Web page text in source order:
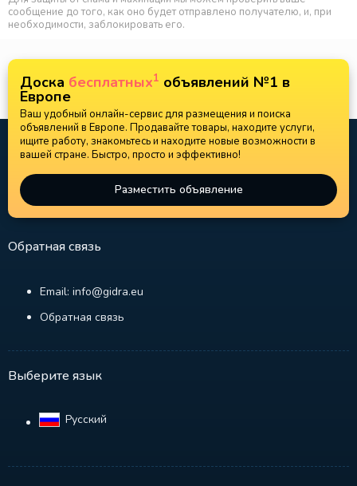
сообщение до того, как оно будет отправлено получателю, и, при
необходимости, заблокировать его.
Доска бесплатных1 объявлений №1 в
Европе
Ваш удобный онлайн-сервис для размещения и поиска
объявлений в Европе. Продавайте товары, находите услуги,
ищите работу, знакомьтесь и находите новые возможности в
вашей стране. Быстро, просто и эффективно!
Разместить объявление
Обратная связь
Email: info@gidra.eu
Обратная связь
Выберите язык
Русский‎